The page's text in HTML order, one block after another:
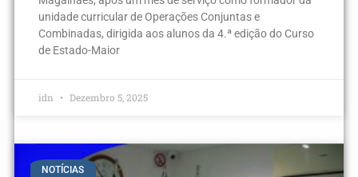
unidade curricular de Operações Conjuntas e
Combinadas, dirigida aos alunos da 4.ª edição do Curso
de Estado-Maior
idn Dezembro 5, 2025
NOTÍCIAS